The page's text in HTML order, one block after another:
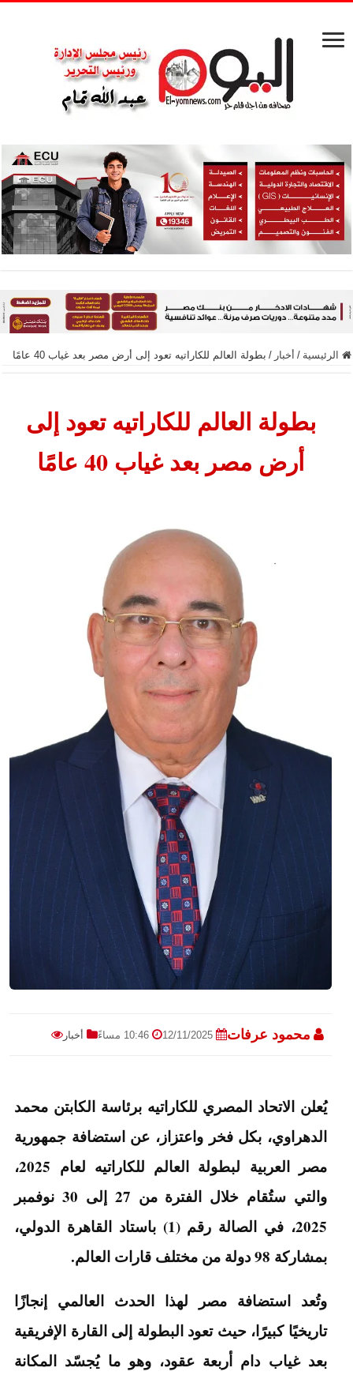
الرئيسية / أخبار / بطولة العالم للكاراتيه تعود إلى أرض مصر بعد غياب 40 عامًا
بطولة العالم للكاراتيه تعود إلى
أرض مصر بعد غياب 40 عامًا
محمود عرفات 12/11/2025 10:46 مساءً أخبار
يُعلن الاتحاد المصري للكاراتيه برئاسة الكابتن محمد
الدهراوي، بكل فخر واعتزاز، عن استضافة جمهورية
مصر العربية لبطولة العالم للكاراتيه لعام 2025،
والتي ستُقام خلال الفترة من 27 إلى 30 نوفمبر
2025، في الصالة رقم (1) باستاد القاهرة الدولي،
بمشاركة 98 دولة من مختلف قارات العالم.
وتُعد استضافة مصر لهذا الحدث العالمي إنجازًا
تاريخيًا كبيرًا، حيث تعود البطولة إلى القارة الإفريقية
بعد غياب دام أربعة عقود، وهو ما يُجسّد المكانة